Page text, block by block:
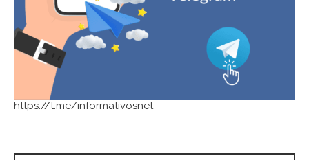
https://t.me/informativosnet